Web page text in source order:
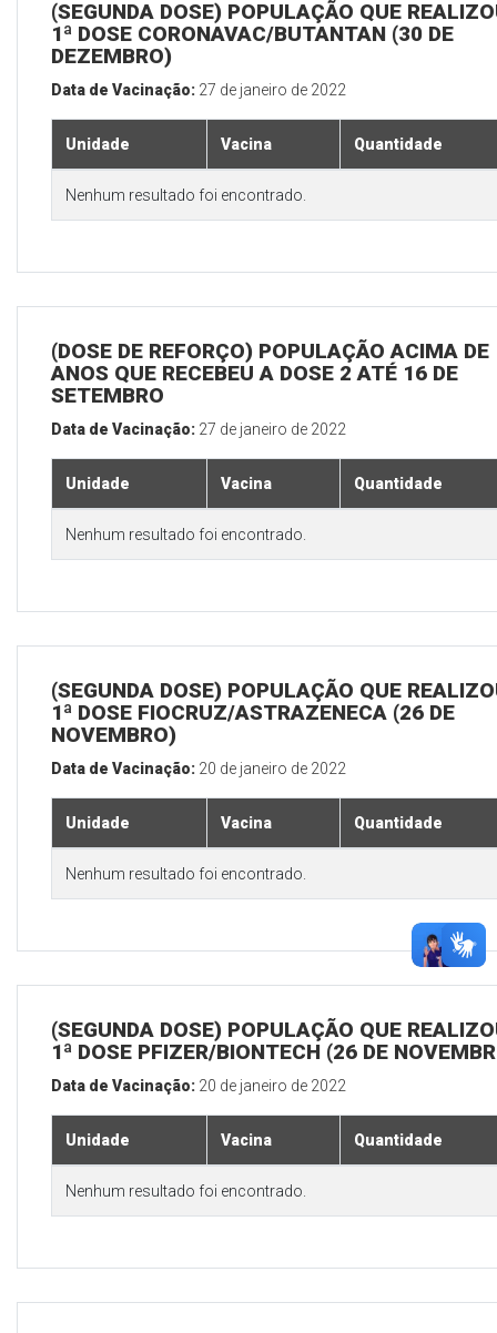
(SEGUNDA DOSE) POPULAÇÃO QUE
1ª DOSE CORONAVAC/BUTANTAN (30 DE
DEZEMBRO)
Data de Vacinação: 27 de janeiro de 2022
Unidade Vacina Quantidade
Nenhum resultado foi encontrado.
(DOSE DE REFORÇO) POPULAÇÃO ACIMA DE
ANOS QUE RECEBEU A DOSE 2 ATÉ 16 DE
SETEMBRO
Data de Vacinação: 27 de janeiro de 2022
Unidade Vacina Quantidade
Nenhum resultado foi encontrado.
(SEGUNDA DOSE) POPULAÇÃO QUE
1ª DOSE FIOCRUZ/ASTRAZENECA (26 DE
NOVEMBRO)
Data de Vacinação: 20 de janeiro de 2022
Unidade Vacina Quantidade
Nenhum resultado foi encontrado.
(SEGUNDA DOSE) POPULAÇÃO QUE
1ª DOSE PFIZER/BIONTECH (26 DE
Data de Vacinação: 20 de janeiro de 2022
Unidade Vacina Quantidade
Nenhum resultado foi encontrado.